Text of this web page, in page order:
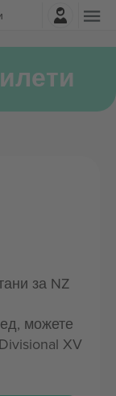
за NZ
можете
XV